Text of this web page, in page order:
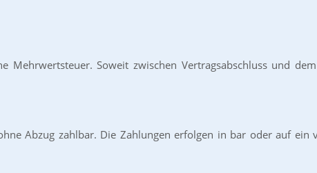
Mehrwertsteuer. Soweit zwischen Vertragsabschluss und
Abzug zahlbar. Die Zahlungen erfolgen in bar oder auf ein